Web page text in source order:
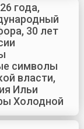
года,
30 лет
символы
власти,
Ильи
Холодной